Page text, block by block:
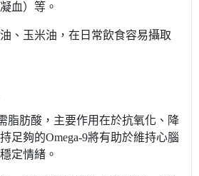
血）等。
、玉米油， 在日常飲食容易攝取
脂肪酸，主要作用在於抗氧化、降
足夠的Omega-9將有助於維持心腦
定情緒。